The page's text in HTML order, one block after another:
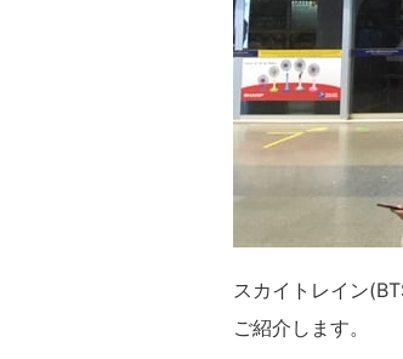
スカイトレイン
ご紹介します。